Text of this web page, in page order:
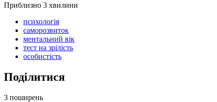
Приблизно 3 хвилини
психологія
саморозвиток
ментальний вік
тест на зрілість
особистість
Поділитися
3 поширень